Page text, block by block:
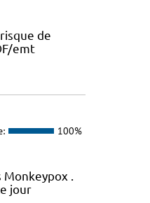
de
emt
100%
.
jour